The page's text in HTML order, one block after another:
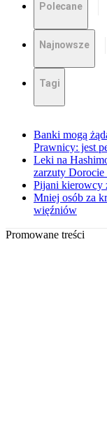
Polecane
Najnowsze
Tagi
Banki mogą
Prawnicy: jest
Leki na
zarzuty Dorocie
Pijani kierowcy
Mniej osób za
więźniów
Promowane treści